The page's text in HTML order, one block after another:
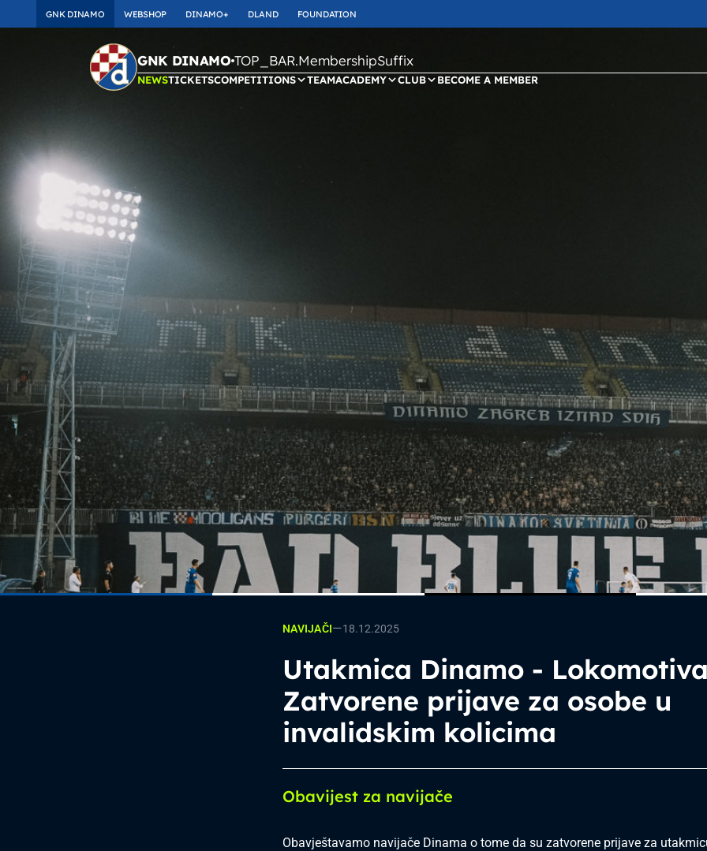
GNK DINAMO WEBSHOP DINAMO+ DLAND FOUNDATION
GNK DINAMO TOP_BAR.MembershipSuffix
NEWSTICKETSCOMPETITIONS TEAMACADEMY CLUB BECOME A MEMBER
NAVIJAČI—18.12.2025
Utakmica Dinamo -
Zatvorene prijave za osobe u
invalidskim kolicima
Obavijest za navijače
Obavještavamo navijače Dinama o tome da su zatvorene prijave za